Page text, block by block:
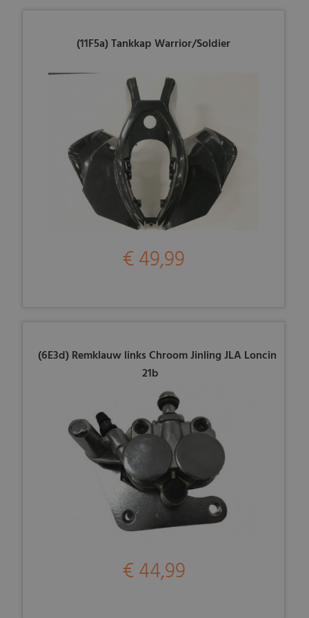
(11F5a) Tankkap Warrior/Soldier
€ 49,99
(6E3d) Remklauw links Chroom Jinling JLA Loncin
21b
€ 44,99